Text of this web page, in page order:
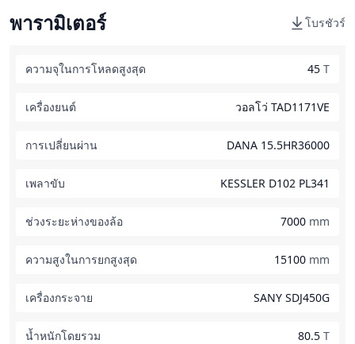
พารามิเตอร์ โบรชัวร์
ความจุในการโหลดสูงสุด 45 T
เครื่องยนต์ วอลโว่ TAD1171VE
การเปลี่ยนผ่าน DANA 15.5HR36000
เพลาขับ KESSLER D102 PL341
ช่วงระยะห่างของล้อ 7000 mm
ความสูงในการยกสูงสุด 15100 mm
เครื่องกระจาย SANY SDJ450G
น้ำหนักโดยรวม 80.5 T